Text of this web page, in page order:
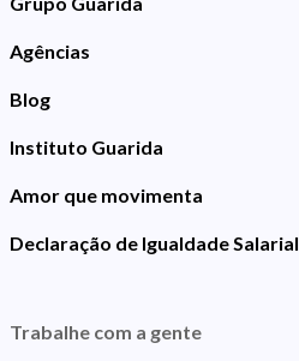
Agências
Blog
Instituto Guarida
Amor que movimenta
Declaração de Igualdade Salarial
Trabalhe com a gente